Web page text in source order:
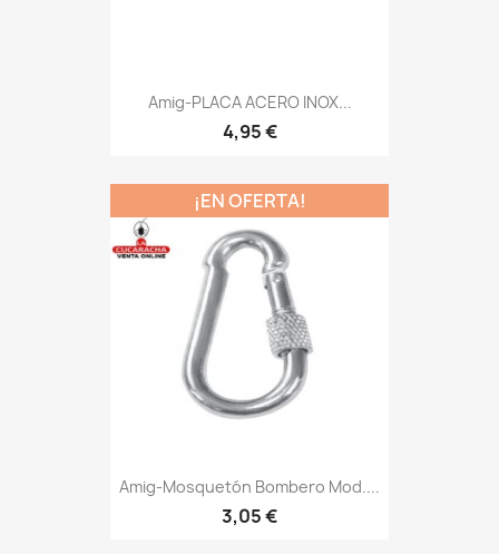
Amig-PLACA ACERO INOX...
4,95 €
Amig-Mosquetón Bombero Mod....
3,05 €
¡EN OFERTA!